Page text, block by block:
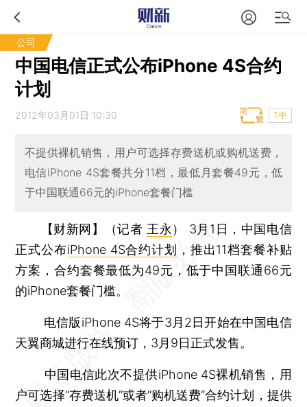
公司
中国电信正式公布iPhone 4S合约
计划
2012年03月01日 10:30 T中
不提供裸机销售，用户可选择存费送机或购机送费，
电信iPhone 4S套餐共分11档，最低月套餐49元，低
于中国联通66元的iPhone套餐门槛
【财新网】（记者 王永 ）
3月1日，中国电信
正式公布iPhone 4S合约计划
，推出11档套餐补贴
方案，合约套餐最低为49元，低于中国联通66元
的iPhone套餐门槛。
电信版iPhone 4S将于3月2日开始在中国电信
天翼商城进行在线预订，3月9日正式发售。
中国电信此次不提供iPhone 4S裸机销售，用
户可选择“存费送机”或者“购机送费”合约计划，提供